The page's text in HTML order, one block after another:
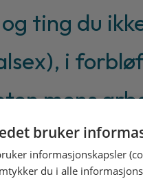
ting du
i
mens
bruker
informasjonskapsler
du i alle